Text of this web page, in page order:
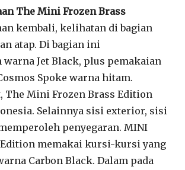
The Mini Frozen Brass
kembali, kelihatan di bagian
atap. Di bagian ini
Jet Black, plus pemakaian
Spoke warna hitam.
The Mini Frozen Brass Edition
Selainnya sisi exterior, sisi
penyegaran. MINI
Edition memakai kursi-kursi yang
Carbon Black. Dalam pada